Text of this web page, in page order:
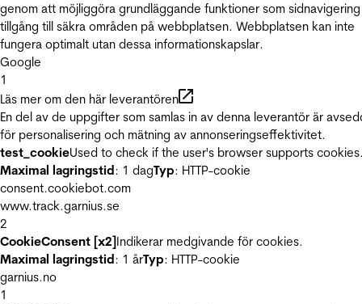
genom att möjliggöra grundläggande funktioner som
tillgång till säkra områden på webbplatsen. Webbplatsen kan inte
fungera optimalt utan dessa informationskapslar.
Google
1
Läs mer om den här leverantören
En del av de uppgifter som samlas in av denna leverantör är
för personalisering och mätning av annonseringseffektivitet.
test_cookieUsed to check if the user's browser supports
Maximal lagringstid: 1 dagTyp: HTTP-cookie
consent.cookiebot.com
www.track.garnius.se
2
CookieConsent [x2]Indikerar medgivande för cookies.
Maximal lagringstid: 1 årTyp: HTTP-cookie
garnius.no
1